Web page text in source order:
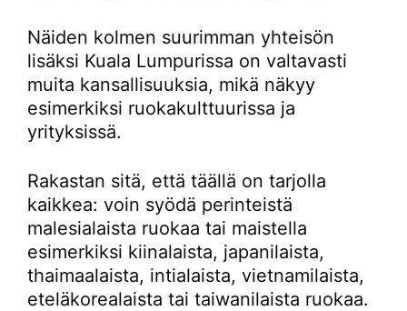
Näiden kolmen suurimman yhteisön
lisäksi Kuala Lumpurissa on valtavasti
muita kansallisuuksia, mikä näkyy
esimerkiksi ruokakulttuurissa ja
yrityksissä.
Rakastan sitä, että täällä on tarjolla
kaikkea: voin syödä perinteistä
malesialaista ruokaa tai maistella
esimerkiksi kiinalaista, japanilaista,
thaimaalaista, intialaista, vietnamilaista,
eteläkorealaista tai taiwanilaista ruokaa.